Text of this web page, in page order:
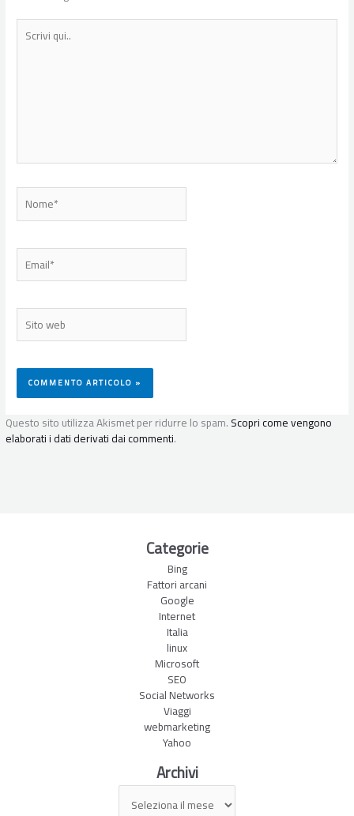
Scrivi
qui..
Nome*
Email*
Sito
web
Questo sito utilizza Akismet per ridurre lo spam.Scopri come vengono
elaborati i dati derivati dai commenti.
Categorie
Bing
Fattori arcani
Google
Internet
Italia
linux
Microsoft
SEO
Social Networks
Viaggi
webmarketing
Yahoo
Archivi
Archivi